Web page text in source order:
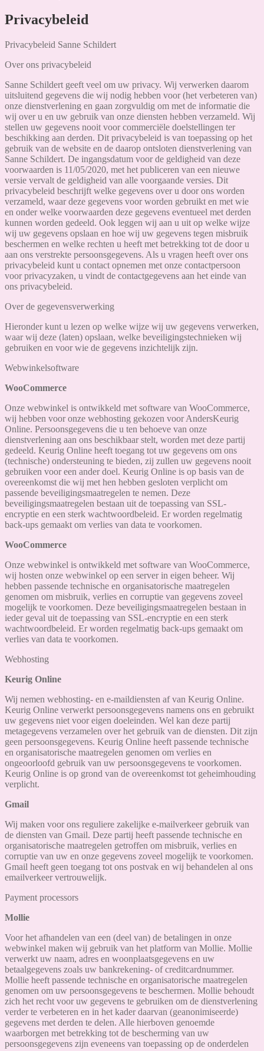
Privacybeleid
Privacybeleid Sanne Schildert
Over ons privacybeleid
Sanne Schildert geeft veel om uw privacy. Wij verwerken daarom
uitsluitend gegevens die wij nodig hebben voor (het verbeteren van)
onze dienstverlening en gaan zorgvuldig om met de informatie die
wij over u en uw gebruik van onze diensten hebben verzameld. Wij
stellen uw gegevens nooit voor commerciële doelstellingen ter
beschikking aan derden. Dit privacybeleid is van toepassing op het
gebruik van de website en de daarop ontsloten dienstverlening van
Sanne Schildert. De ingangsdatum voor de geldigheid van deze
voorwaarden is 11/05/2020, met het publiceren van een nieuwe
versie vervalt de geldigheid van alle voorgaande versies. Dit
privacybeleid beschrijft welke gegevens over u door ons worden
verzameld, waar deze gegevens voor worden gebruikt en met wie
en onder welke voorwaarden deze gegevens eventueel met derden
kunnen worden gedeeld. Ook leggen wij aan u uit op welke wijze
wij uw gegevens opslaan en hoe wij uw gegevens tegen misbruik
beschermen en welke rechten u heeft met betrekking tot de door u
aan ons verstrekte persoonsgegevens. Als u vragen heeft over ons
privacybeleid kunt u contact opnemen met onze contactpersoon
voor privacyzaken, u vindt de contactgegevens aan het einde van
ons privacybeleid.
Over de gegevensverwerking
Hieronder kunt u lezen op welke wijze wij uw gegevens verwerken,
waar wij deze (laten) opslaan, welke beveiligingstechnieken wij
gebruiken en voor wie de gegevens inzichtelijk zijn.
Webwinkelsoftware
WooCommerce
Onze webwinkel is ontwikkeld met software van WooCommerce,
wij hebben voor onze webhosting gekozen voor AndersKeurig
Online. Persoonsgegevens die u ten behoeve van onze
dienstverlening aan ons beschikbaar stelt, worden met deze partij
gedeeld. Keurig Online heeft toegang tot uw gegevens om ons
(technische) ondersteuning te bieden, zij zullen uw gegevens nooit
gebruiken voor een ander doel. Keurig Online is op basis van de
overeenkomst die wij met hen hebben gesloten verplicht om
passende beveiligingsmaatregelen te nemen. Deze
beveiligingsmaatregelen bestaan uit de toepassing van SSL-
encryptie en een sterk wachtwoordbeleid. Er worden regelmatig
back-ups gemaakt om verlies van data te voorkomen.
WooCommerce
Onze webwinkel is ontwikkeld met software van WooCommerce,
wij hosten onze webwinkel op een server in eigen beheer. Wij
hebben passende technische en organisatorische maatregelen
genomen om misbruik, verlies en corruptie van gegevens zoveel
mogelijk te voorkomen. Deze beveiligingsmaatregelen bestaan in
ieder geval uit de toepassing van SSL-encryptie en een sterk
wachtwoordbeleid. Er worden regelmatig back-ups gemaakt om
verlies van data te voorkomen.
Webhosting
Keurig Online
Wij nemen webhosting- en e-maildiensten af van Keurig Online.
Keurig Online verwerkt persoonsgegevens namens ons en gebruikt
uw gegevens niet voor eigen doeleinden. Wel kan deze partij
metagegevens verzamelen over het gebruik van de diensten. Dit zijn
geen persoonsgegevens. Keurig Online heeft passende technische
en organisatorische maatregelen genomen om verlies en
ongeoorloofd gebruik van uw persoonsgegevens te voorkomen.
Keurig Online is op grond van de overeenkomst tot geheimhouding
verplicht.
Gmail
Wij maken voor ons reguliere zakelijke e-mailverkeer gebruik van
de diensten van Gmail. Deze partij heeft passende technische en
organisatorische maatregelen getroffen om misbruik, verlies en
corruptie van uw en onze gegevens zoveel mogelijk te voorkomen.
Gmail heeft geen toegang tot ons postvak en wij behandelen al ons
emailverkeer vertrouwelijk.
Payment processors
Mollie
Voor het afhandelen van een (deel van) de betalingen in onze
webwinkel maken wij gebruik van het platform van Mollie. Mollie
verwerkt uw naam, adres en woonplaatsgegevens en uw
betaalgegevens zoals uw bankrekening- of creditcardnummer.
Mollie heeft passende technische en organisatorische maatregelen
genomen om uw persoonsgegevens te beschermen. Mollie behoudt
zich het recht voor uw gegevens te gebruiken om de dienstverlening
verder te verbeteren en in het kader daarvan (geanonimiseerde)
gegevens met derden te delen. Alle hierboven genoemde
waarborgen met betrekking tot de bescherming van uw
persoonsgegevens zijn eveneens van toepassing op de onderdelen